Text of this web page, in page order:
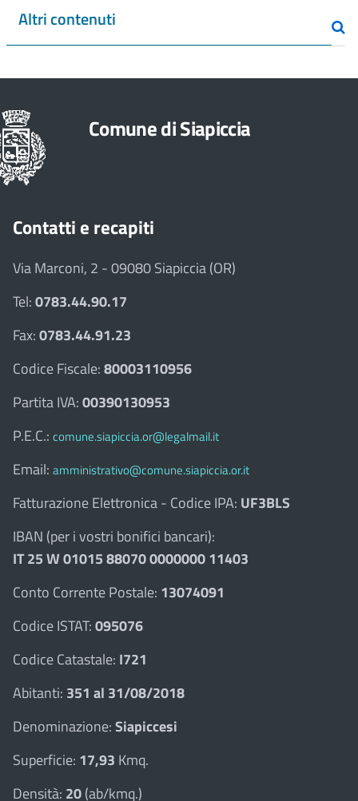
Altri contenuti
Comune di Siapiccia
Contatti e recapiti
Via Marconi, 2 - 09080 Siapiccia (OR)
Tel:0783.44.90.17
Fax:0783.44.91.23
Codice Fiscale:80003110956
Partita IVA:00390130953
P.E.C.: comune.siapiccia.or@legalmail.it
Email: amministrativo@comune.siapiccia.or.it
Fatturazione Elettronica - Codice IPA: UF3BLS
IBAN (per i vostri bonifici bancari):
IT 25 W 01015 88070 0000000 11403
Conto Corrente Postale: 13074091
Codice ISTAT:095076
Codice Catastale: I721
Abitanti: 351 al 31/08/2018
Denominazione:Siapiccesi
Superficie: 17,93 Kmq.
Densità: 20(ab/kmq.)